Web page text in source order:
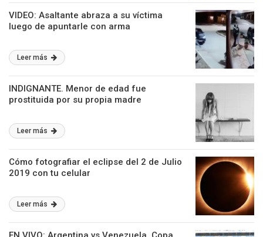
VIDEO: Asaltante abraza a su víctima
luego de apuntarle con arma
Leer más
INDIGNANTE. Menor de edad fue
prostituida por su propia madre
Leer más
Cómo fotografiar el eclipse del 2 de Julio
2019 con tu celular
Leer más